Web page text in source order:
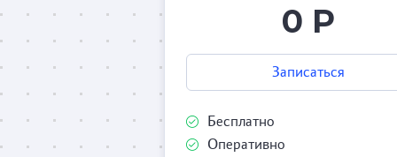
0 Р
Записаться
Бесплатно
Оперативно